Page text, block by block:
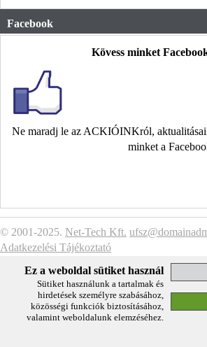
Facebook
Kövess minket
Ne maradj le az ACKIÓINKról,
minket a
© 2001-2025. Net-Tech Kft.
Adatkezelési Tájékoztató
Ez a weboldal sütiket használ
Sütiket használunk a tartalmak és
hirdetések személyre szabásához,
közösségi funkciók biztosításához,
valamint weboldalunk elemzéséhez.